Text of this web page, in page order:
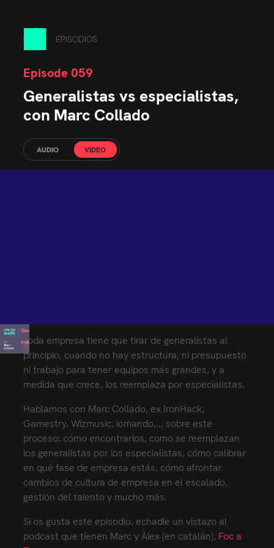
El podcast técnico de MarsBased, con
aumentado con IA que combina talento senior con una
metodología de IA probada para entregar proyectos
complejos, en plazo, en presupuesto y construidos para
escalar, a empresas Fortune 500 y startups de alto
crecimiento.
¿Necesitas un partner de desarrollo? Hablemos
ENGLISH ED. SPANISH ED.
EPISODIOS
Episode 059
Generalistas vs especialistas,
con Marc Collado
AUDIO VIDEO
Toda empresa tiene que tirar de generalistas al
principio, cuando no hay estructura, ni presupuesto
ni trabajo para tener equipos más grandes, y a
medida que crece, los reemplaza por especialistas.
Hablamos con Marc Collado, ex IronHack,
Gamestry, Wizmusic, iomando..., sobre este
proceso: cómo encontrarlos, como se reemplazan
los generalistas por los especialistas, cómo calibrar
en qué fase de empresa estás, cómo afrontar
cambios de cultura de empresa en el escalado,
gestión del talento y mucho más.
Si os gusta este episodio, echadle un vistazo al
podcast que tienen Marc y Àlex (en catalán), Foc a